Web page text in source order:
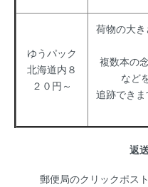
ゆうパック
北海道内８
２０円～
荷物の大
複数本の
など
追跡でき
返
郵便局のクリックポス